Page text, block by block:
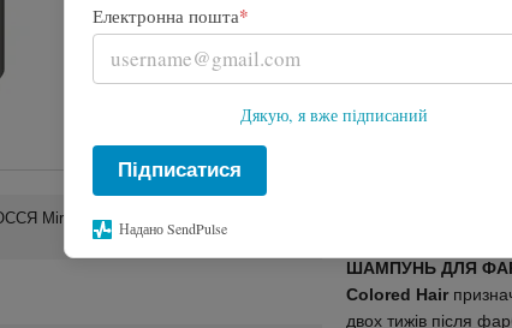
Електронна пошта*
Дякую, я вже підписаний
Підписатися
Надано SendPulse
Hair Factor Color C Shampoo
Великий об'єм
ШАМПУНЬ ДЛЯ
Colored Hair
двох тижів після